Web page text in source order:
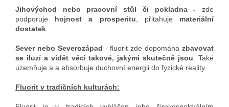
Jihovýchod nebo pracovní stůl či pokladna - zde
podporuje hojnost a prosperitu, přitahuje materiální
dostatek
Sever nebo Severozápad - fluorit zde dopomáházbavovat
se iluzí a vidět věci takové, jakými skutečně jsou. Také
uzemňuje a a absorbuje duchovní energii do fyzické reality.
Fluorit v tradičních kulturách: